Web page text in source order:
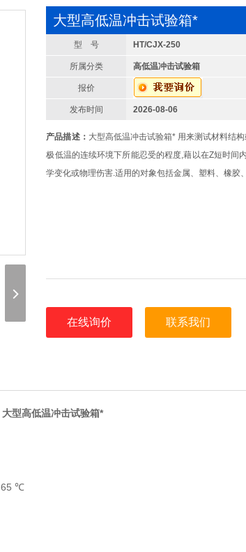
大型高低温冲击试验箱*
型 号 HT/CJX-250
所属分类 高低温冲击试验箱
报价
发布时间 2026-08-06
产品描述： 大型高低温冲击试验箱* 用来测试材料结
极低温的连续环境下所能忍受的程度,藉以在Z短时间
学变化或物理伤害.适用的对象包括金属、塑料、橡胶
在线询价 联系我们
大型高低温冲击试验箱*
65 ℃